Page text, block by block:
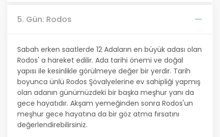
5. Gün: Rodos
Sabah erken saatlerde 12 Adaların en büyük adası olan
Rodos' a hareket edilir. Ada tarihi önemi ve doğal
yapısı ile kesinlikle görülmeye değer bir yerdir. Tarih
boyunca ünlü Rodos Şövalyelerine ev sahipliği yapmış
olan adanın günümüzdeki bir başka meşhur yanı da
gece hayatıdır. Akşam yemeğinden sonra Rodos'un
meşhur gece hayatına da bir göz atma fırsatını
değerlendirebilirsiniz.